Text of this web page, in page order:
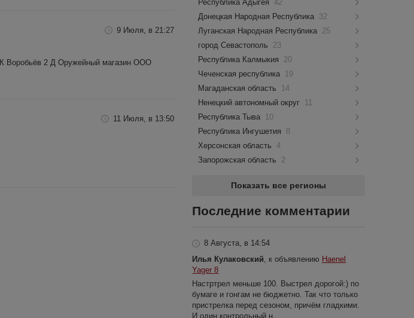
9 Июля, в 21:27
К Воробьёв 2 Д Оружейный магазин ООО
11 Июля, в 13:50
Республика Адыгея
42
Донецкая Народная Республика 32
Луганская Народная Республика 25
город Севастополь
23
Республика Калмыкия
20
Чеченская республика 19
Магаданская область
14
Ненецкий автономный округ 11
Республика Тыва 10
Республика Ингушетия
8
Херсонская область
4
Запорожская область
2
Показать все регионы
Последние комментарии
8 Августа, в 14:54
Илья Кулаковский , к объявлению Haenel
Yager 8
Настртрел меньше 100. Выстрел дорогой:) по
бумаге и гонгам не бюджетно. Так что только
пристрелка перед сезоном, причём гладкими.
И один контрольный н...